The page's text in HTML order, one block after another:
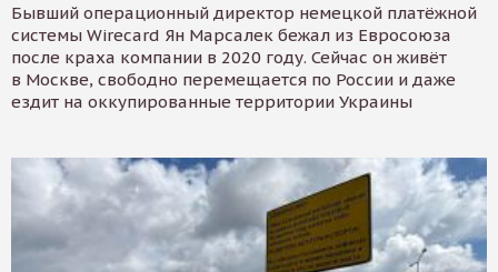
Бывший операционный директор немецкой платёжной
системы Wirecard Ян Марсалек бежал из Евросоюза
после краха компании в 2020 году. Сейчас он живёт
в Москве, свободно перемещается по России и даже
ездит на оккупированные территории Украины